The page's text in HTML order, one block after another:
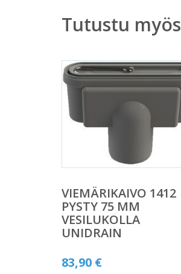
Tutustu myös
VIEMÄRIKAIVO 1412
PYSTY 75 MM
VESILUKOLLA
UNIDRAIN
83,90 €